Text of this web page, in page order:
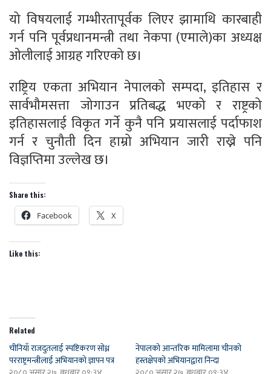
यो विषयलाई गम्भीरतापूर्वक लिएर झामाथि कारबाही
गर्न पनि पूर्वप्रधानमन्त्री तथा नेकपा (एमाले)का अध्यक्ष
ओलीलाई आग्रह गरिएको छ।
राष्ट्रिय एकता अभियान नेपालको सम्पदा, इतिहास र
सार्वभौमसत्ता जोगाउन प्रतिबद्ध भएको र राष्ट्रको
इतिहासलाई विकृत गर्ने कुनै पनि प्रयासलाई पर्दाफाश
गर्न र चुनौती दिन हाम्रो अभियान जारी राख्ने पनि
विज्ञप्तिमा उल्लेख छ।
Share this:
Facebook X
Like this:
Related
चीनियाँ राजदुतलाई स्पष्टिकरण सोध्न
परराष्ट्रमन्त्रीलाई अभियानको ज्ञापन पत्र
नेपालको आन्तरिक मामिलामा चीनकाे
हस्तक्षेपकाे अभियानद्वारा निन्दा